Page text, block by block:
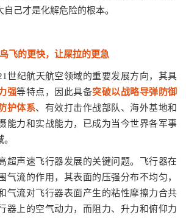
己才是化解危险的根本。
飞的更快，让屎拉的更急
世纪航天航空领域的重要发展方向，其具
强等特点，因此具备突破以战略导弹防御
护体系、有效打击作战部队、海外基地和
能力和实战能力，已成为当今世界各军事
超声速飞行器发展的关键问题。飞行器在
气流的作用，其表面的压强分布不均匀，
气流对飞行器表面产生的粘性摩擦力合共
器上的空气动力，而阻力、升力和俯仰力